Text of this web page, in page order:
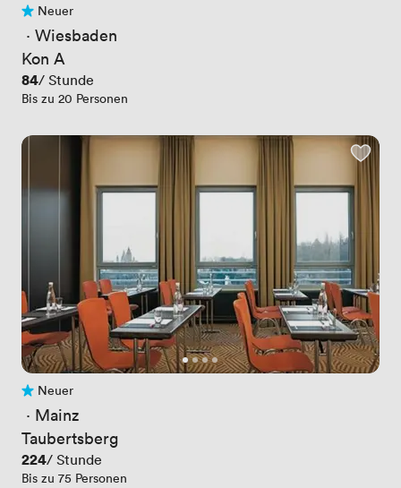
Noch keine Bewertungen
Neuer
· Wiesbaden
Kon A
Preis
84/ Stunde
Bis zu 20 Personen
Noch keine Bewertungen
Neuer
· Mainz
Taubertsberg
Preis
224/ Stunde
Bis zu 75 Personen